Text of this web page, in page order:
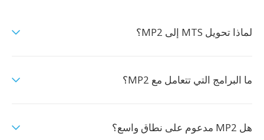
لماذا تحويل MTS إلى MP2؟
ما البرامج التي تتعامل مع MP2؟
هل MP2 مدعوم على نطاق واسع؟